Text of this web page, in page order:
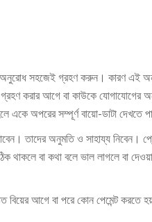
অনুরোধ সহজেই গ্রহণ করুন। কারণ এই
করার আগে বা কাউকে যোগাযোগের
অপরের সম্পূর্ণ বায়ো-ডাটা দেখতে
তাদের অনুমতি ও সাহায্য নিবেন।
থাকলে বা কথা বলে ভাল লাগলে বা
বিয়ের আগে বা পরে কোন পেমেন্ট করতে